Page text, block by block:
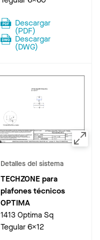
Descargar
(PDF)
Descargar
(DWG)
Detalles del sistema
TECHZONE para
plafones técnicos
OPTIMA
1413 Optima Sq
Tegular 6x12